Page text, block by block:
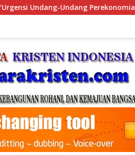
dan Kesejahteraan Sosial